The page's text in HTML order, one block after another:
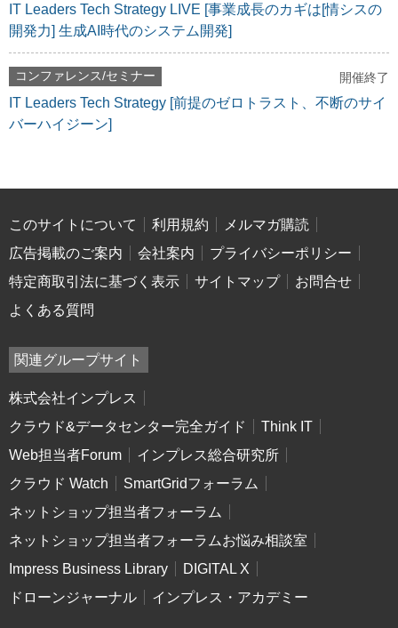
IT Leaders Tech Strategy LIVE [事業成長のカギは[情シスの
開発力] 生成AI時代のシステム開発]
コンファレンス/セミナー 開催終了
IT Leaders Tech Strategy [前提のゼロトラスト、不断のサイ
バーハイジーン]
このサイトについて 利用規約
メルマガ購読
広告掲載のご案内
会社案内
プライバシーポリシー
特定商取引法に基づく表示
サイトマップ
お問合せ
よくある質問
関連グループサイト
株式会社インプレス
クラウド&データセンター完全ガイド
Think IT
Web担当者Forum
インプレス総合研究所
クラウド Watch
SmartGridフォーラム
ネットショップ担当者フォーラム
ネットショップ担当者フォーラムお悩み相談室
Impress Business Library
DIGITAL X
ドローンジャーナル
インプレス・アカデミー